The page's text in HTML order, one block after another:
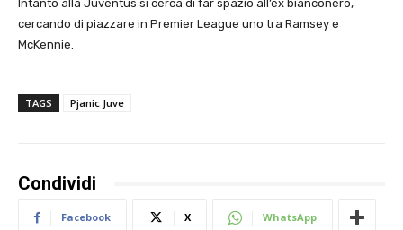
Intanto alla Juventus si cerca di far spazio all’ex bianconero,
cercando di piazzare in Premier League uno tra Ramsey e
McKennie.
TAGS Pjanic Juve
Condividi
Facebook X WhatsApp